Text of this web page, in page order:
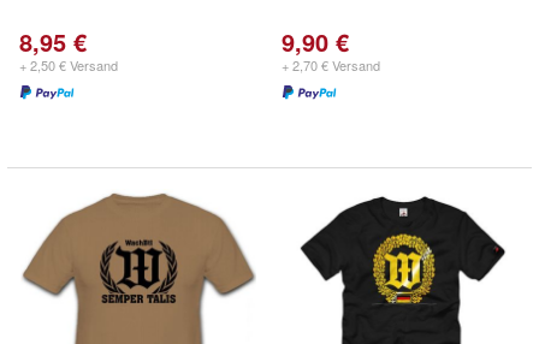
8,95 €
+ 2,50 € Versand
9,90 €
+ 2,70 € Versand